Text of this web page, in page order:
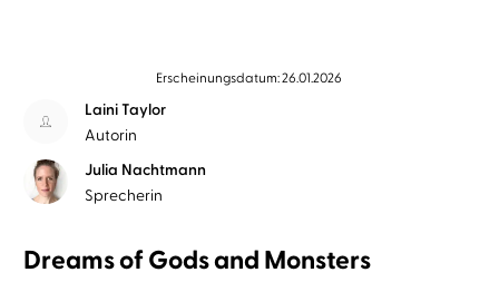
Erscheinungsdatum: 26.01.2026
Laini Taylor
Autorin
Julia Nachtmann
Sprecherin
Dreams of Gods and Monsters